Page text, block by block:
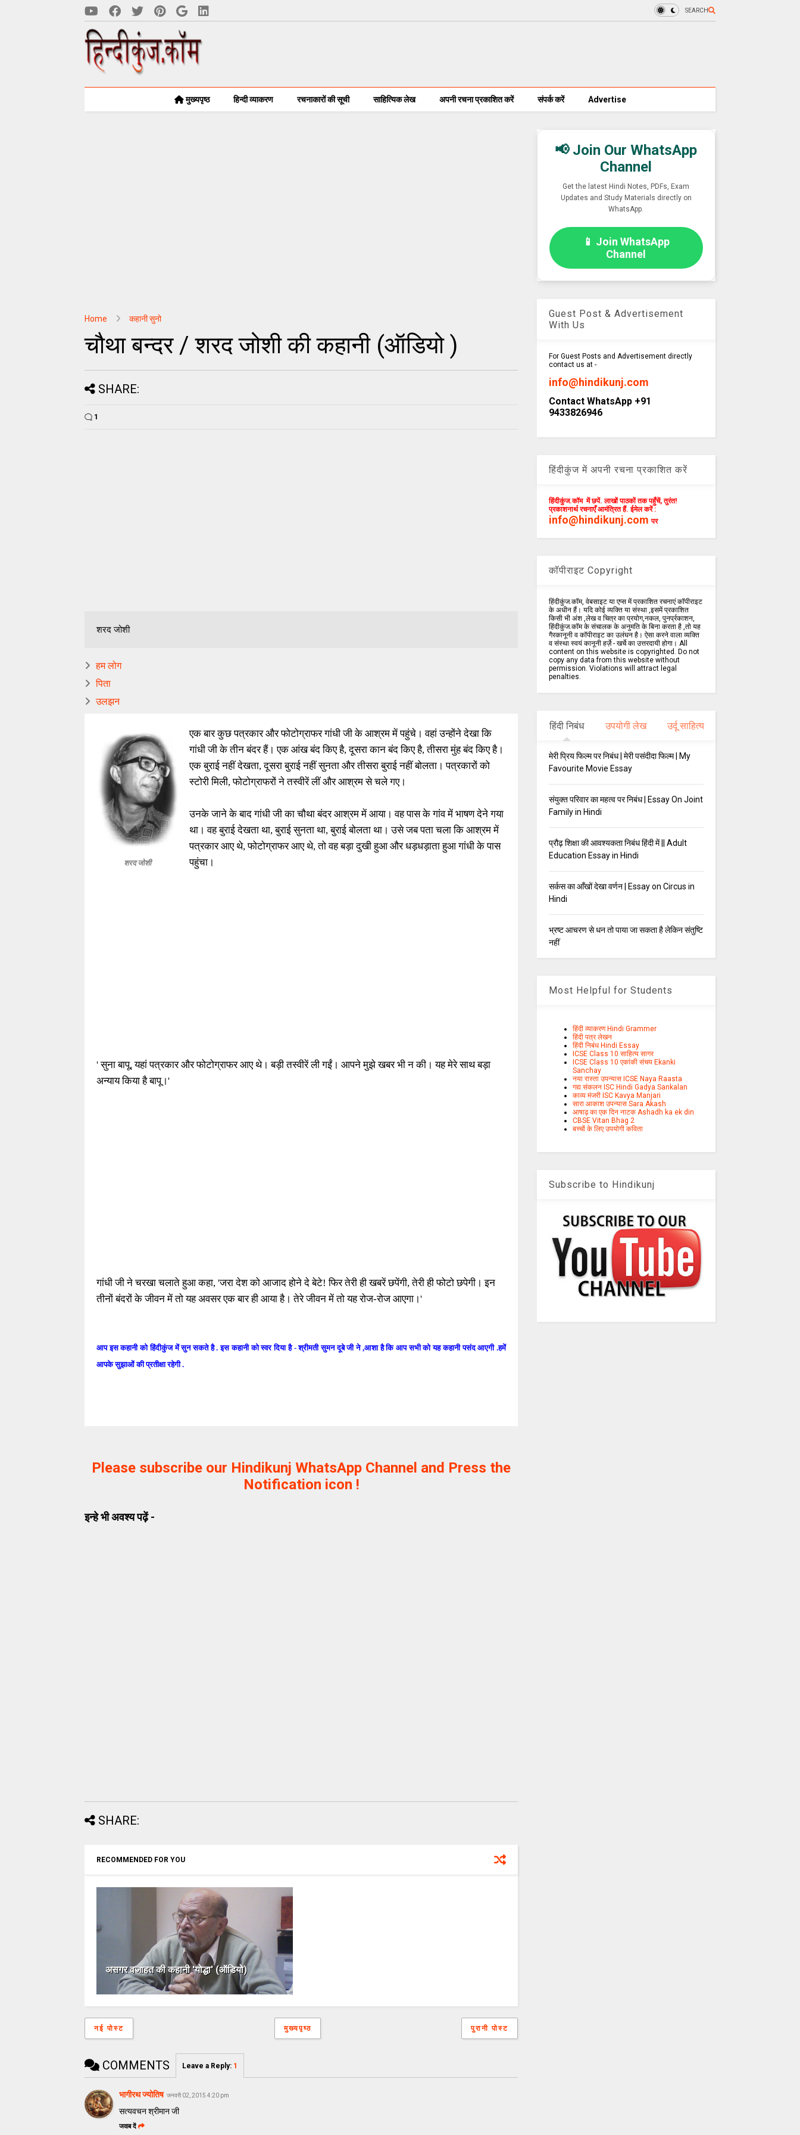
SEARCH
मुख्यपृष्ठ हिन्दी व्याकरण रचनाकारों की सूची साहित्यिक लेख अपनी रचना प्रकाशित करें संपर्क करें Advertise
Home कहानी सुनो
चौथा बन्दर / शरद जोशी की कहानी (ऑडियो )
SHARE:
1
शरद जोशी
हम लोग
पिता
उलझन
शरद जोशी
एक बार कुछ पत्रकार और फोटोग्राफर गांधी जी के आश्रम में पहुंचे। वहां उन्होंने देखा कि
गांधी जी के तीन बंदर हैं। एक आंख बंद किए है, दूसरा कान बंद किए है, तीसरा मुंह बंद किए है।
एक बुराई नहीं देखता, दूसरा बुराई नहीं सुनता और तीसरा बुराई नहीं बोलता। पत्रकारों को
स्टोरी मिली, फोटोग्राफरों ने तस्वीरें लीं और आश्रम से चले गए।
उनके जाने के बाद गांधी जी का चौथा बंदर आश्रम में आया। वह पास के गांव में भाषण देने गया
था। वह बुराई देखता था, बुराई सुनता था, बुराई बोलता था। उसे जब पता चला कि आश्रम में
पत्रकार आए थे, फोटोग्राफर आए थे, तो वह बड़ा दुखी हुआ और धड़धड़ाता हुआ गांधी के पास
पहुंचा।
' सुना बापू, यहां पत्रकार और फोटोग्राफर आए थे। बड़ी तस्वीरें ली गईं। आपने मुझे खबर भी न की। यह मेरे साथ बड़ा
अन्याय किया है बापू।'
गांधी जी ने चरखा चलाते हुआ कहा, 'जरा देश को आजाद होने दे बेटे! फिर तेरी ही खबरें छपेंगी, तेरी ही फोटो छपेगी। इन
तीनों बंदरों के जीवन में तो यह अवसर एक बार ही आया है। तेरे जीवन में तो यह रोज-रोज आएगा।'
आप इस कहानी को हिंदीकुंज में सुन सकते है . इस कहानी को स्वर दिया है - श्रीमती सुमन दूबे जी ने ,आशा है कि आप सभी को यह कहानी पसंद आएगी .हमें
आपके सुझाओं की प्रतीक्षा रहेगी .
Please subscribe our Hindikunj WhatsApp Channel and Press the
Notification icon !
इन्हे भी अवश्य पढ़ें -
SHARE:
RECOMMENDED FOR YOU
असगर वजाहत की कहानी 'योद्धा' (ऑडियो)
नई पोस्ट पुरानी पोस्ट
मुख्यपृष्ठ
COMMENTS Leave a Reply: 1
भागीरथ ज्योतिष जनवरी 02, 2015 4:20 pm
सत्यवचन श्रीमान जी
जवाब दें
📢 Join Our WhatsApp
Channel
Get the latest Hindi Notes, PDFs, Exam
Updates and Study Materials directly on
WhatsApp.
📱 Join WhatsApp
Channel
Guest Post & Advertisement
With Us
For Guest Posts and Advertisement directly
contact us at -
info@hindikunj.com
Contact WhatsApp +91
9433826946
हिंदीकुंज में अपनी रचना प्रकाशित करें
हिंदीकुंज.कॉम में छपें. लाखों पाठकों तक पहुँचें, तुरंत!
प्रकाशनार्थ रचनाएँ आमंत्रित हैं. ईमेल करें :
info@hindikunj.com पर
कॉपीराइट Copyright
हिंदीकुंज.कॉम, वेबसाइट या एप्स में प्रकाशित रचनाएं कॉपीराइट
के अधीन हैं। यदि कोई व्यक्ति या संस्था ,इसमें प्रकाशित
किसी भी अंश ,लेख व चित्र का प्रयोग,नकल, पुनर्प्रकाशन,
हिंदीकुंज.कॉम के संचालक के अनुमति के बिना करता है ,तो यह
गैरकानूनी व कॉपीराइट का उलंघन है। ऐसा करने वाला व्यक्ति
व संस्था स्वयं कानूनी हर्ज़े - खर्चे का उत्तरदायी होगा। All
content on this website is copyrighted. Do not
copy any data from this website without
permission. Violations will attract legal
penalties.
हिंदी निबंध उपयोगी लेख उर्दू साहित्य
मेरी प्रिय फिल्म पर निबंध | मेरी पसंदीदा फिल्म | My
Favourite Movie Essay
संयुक्त परिवार का महत्व पर निबंध | Essay On Joint
Family in Hindi
प्रौढ़ शिक्षा की आवश्यकता निबंध हिंदी में || Adult
Education Essay in Hindi
सर्कस का आँखों देखा वर्णन | Essay on Circus in
Hindi
भ्रष्ट आचरण से धन तो पाया जा सकता है लेकिन संतुष्टि
नहीं
Most Helpful for Students
हिंदी व्याकरण Hindi Grammer
हिंदी पत्र लेखन
हिंदी निबंध Hindi Essay
ICSE Class 10 साहित्य सागर
ICSE Class 10 एकांकी संचय Ekanki
Sanchay
नया रास्ता उपन्यास ICSE Naya Raasta
गद्य संकलन ISC Hindi Gadya Sankalan
काव्य मंजरी ISC Kavya Manjari
सारा आकाश उपन्यास Sara Akash
आषाढ़ का एक दिन नाटक Ashadh ka ek din
CBSE Vitan Bhag 2
बच्चों के लिए उपयोगी कविता
Subscribe to Hindikunj